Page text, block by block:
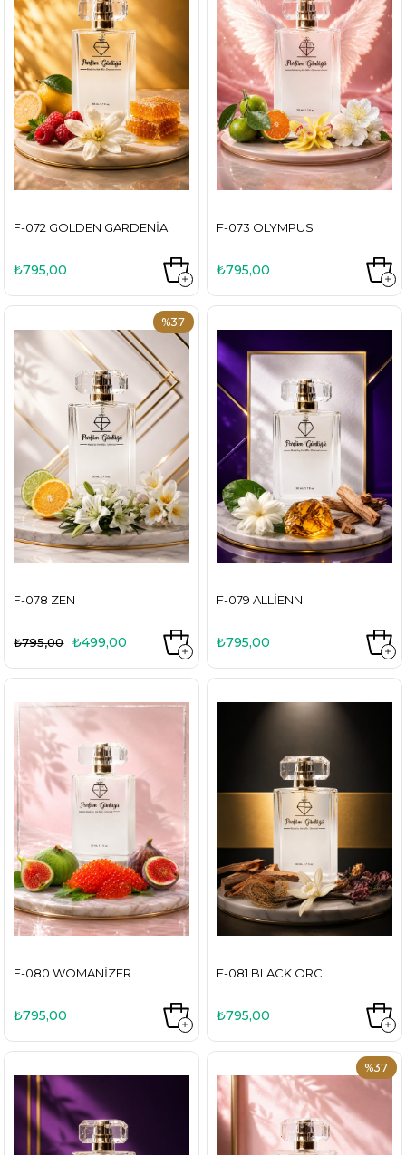
F-072 GOLDEN GARDENIA
₺795,00
F-073 OLYMPUS
₺795,00
F-078 ZEN
₺499,00
₺795,00
%37
F-079 ALLIENN
₺795,00
F-080 WOMANIZER
₺795,00
F-081 BLACK ORC
₺795,00
%37